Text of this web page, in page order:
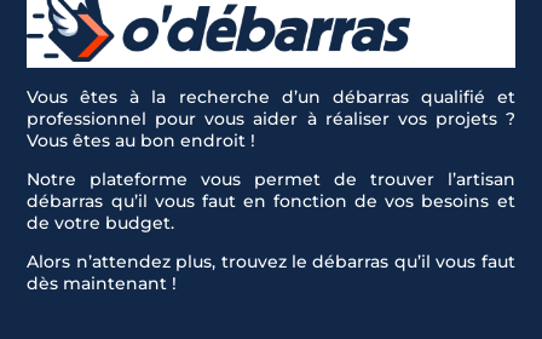
Vous êtes à la recherche d’un débarras qualifié et
professionnel pour vous aider à réaliser vos projets ?
Vous êtes au bon endroit !
Notre plateforme vous permet de trouver l’artisan
débarras qu’il vous faut en fonction de vos besoins et
de votre budget.
Alors n’attendez plus, trouvez le débarras qu’il vous faut
dès maintenant !